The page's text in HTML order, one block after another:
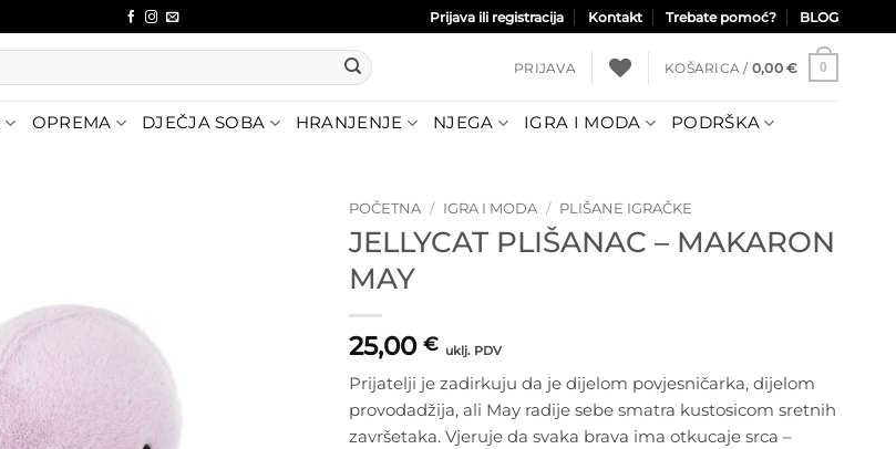
Prijava ili registracija Kontakt Trebate pomoć? BLOG
PRIJAVA KOŠARICA / 0,00 € 0
OPREMA DJEČJA SOBA HRANJENJE NJEGA IGRA I MODA PODRŠKA
POČETNA / IGRA I MODA / PLIŠANE IGRAČKE
JELLYCAT PLIŠANAC – MAKARON
MAY
25,00 € uklj. PDV
Prijatelji je zadirkuju da je dijelom povjesničarka, dijelom
provodadžija, ali May radije sebe smatra kustosicom sretnih
završetaka. Vjeruje da svaka brava ima otkucaje srca –